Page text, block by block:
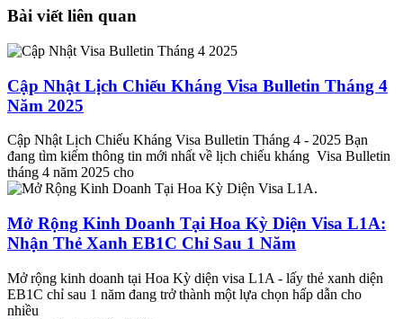
Bài viết liên quan
Cập Nhật Lịch Chiếu Kháng Visa Bulletin Tháng 4
Năm 2025
Cập Nhật Lịch Chiếu Kháng Visa Bulletin Tháng 4 - 2025 Bạn
đang tìm kiếm thông tin mới nhất về lịch chiếu kháng Visa Bulletin
tháng 4 năm 2025 cho
Mở Rộng Kinh Doanh Tại Hoa Kỳ Diện Visa L1A:
Nhận Thẻ Xanh EB1C Chỉ Sau 1 Năm
Mở rộng kinh doanh tại Hoa Kỳ diện visa L1A - lấy thẻ xanh diện
EB1C chỉ sau 1 năm đang trở thành một lựa chọn hấp dẫn cho
nhiều